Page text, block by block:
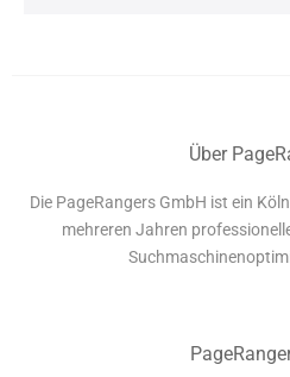
Über
Die PageRangers GmbH ist ein
mehreren Jahren